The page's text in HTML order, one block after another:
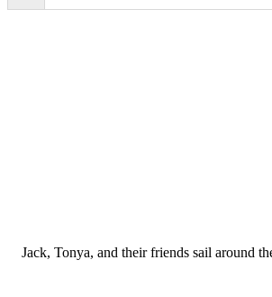
Jack, Tonya, and their friends sail around